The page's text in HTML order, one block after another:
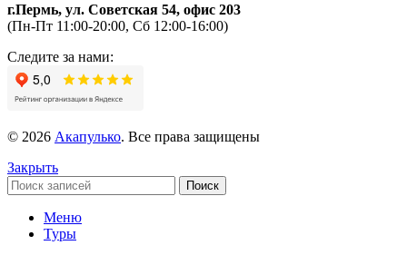
г.Пермь, ул. Советская 54, офис 203
(Пн-Пт 11:00-20:00, Сб 12:00-16:00)
Следите за нами:
© 2026 Акапулько. Все права защищены
Закрыть
Поиск
Меню
Туры